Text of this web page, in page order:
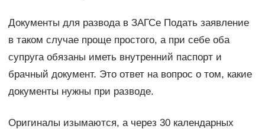
Документы для развода в ЗАГСе Подать заявление
в таком случае проще простого, а при себе оба
супруга обязаны иметь внутренний паспорт и
брачный документ. Это ответ на вопрос о том, какие
документы нужны при разводе.
Оригиналы изымаются, а через 30 календарных